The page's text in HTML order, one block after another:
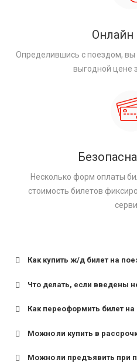
Онлайн
Определившись с поездом,
выгодной цене
Несколько форм оплаты
стоимость билетов
Как купить ж/д билет на
Что делать, если введены
Как переоформить билет на
Можно ли купить в
Можно ли предъявить при